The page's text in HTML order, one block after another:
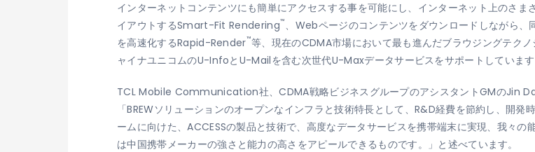
インターネットコンテンツにも簡単にアクセスする事を可能にし、インターネット上のさ
イアウトするSmart-Fit Rendering™、Webページのコンテンツをダウンロードしながら
を高速化するRapid-Render™等、現在のCDMA市場において最も進んだブラウジングテク
ャイナユニコムのU-InfoとU-Mailを含む次世代U-Maxデータサービスをサポートしています
TCL Mobile Communication社、CDMA戦略ビジネスグループのアシスタントGMのJin
「BREWソリューションのオープンなインフラと技術特長として、R&D経費を節約し、開
ームに向けた、ACCESSの製品と技術で、高度なデータサービスを携帯端末に実現、我々
は中国携帯メーカーの強さと能力の高さをアピールできるものです。」と述べています。